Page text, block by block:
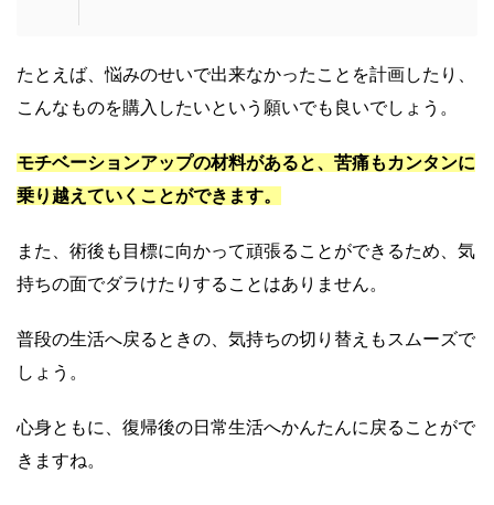
たとえば、悩みのせいで出来なかったことを計画したり、
こんなものを購入したいという願いでも良いでしょう。
モチベーションアップの材料があると、苦痛もカンタンに
乗り越えていくことができます。
また、術後も目標に向かって頑張ることができるため、気
持ちの面でダラけたりすることはありません。
普段の生活へ戻るときの、気持ちの切り替えもスムーズで
しょう。
心身ともに、復帰後の日常生活へかんたんに戻ることがで
きますね。